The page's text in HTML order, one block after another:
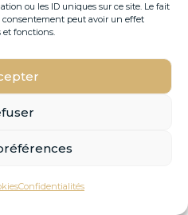
ou les ID uniques sur ce site. Le fait
consentement peut avoir un effet
et fonctions.
Confidentialités
→